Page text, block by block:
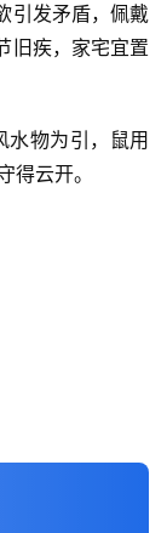
引发矛盾，佩戴
旧疾，家宅宜置
物为引，鼠用
得云开。